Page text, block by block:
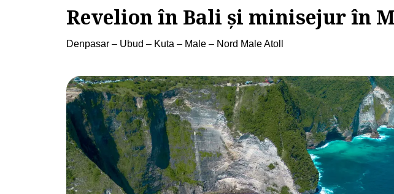
Revelion în Bali și minisejur în
Denpasar – Ubud – Kuta – Male – Nord Male Atoll